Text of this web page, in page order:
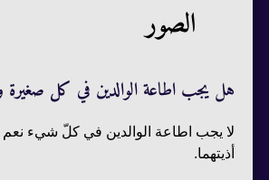
الصور
هل يجب اطاعة الوالدين في كل صغيرة
لا يجب اطاعة الوالدين في كلّ شيء
أذيتهما.